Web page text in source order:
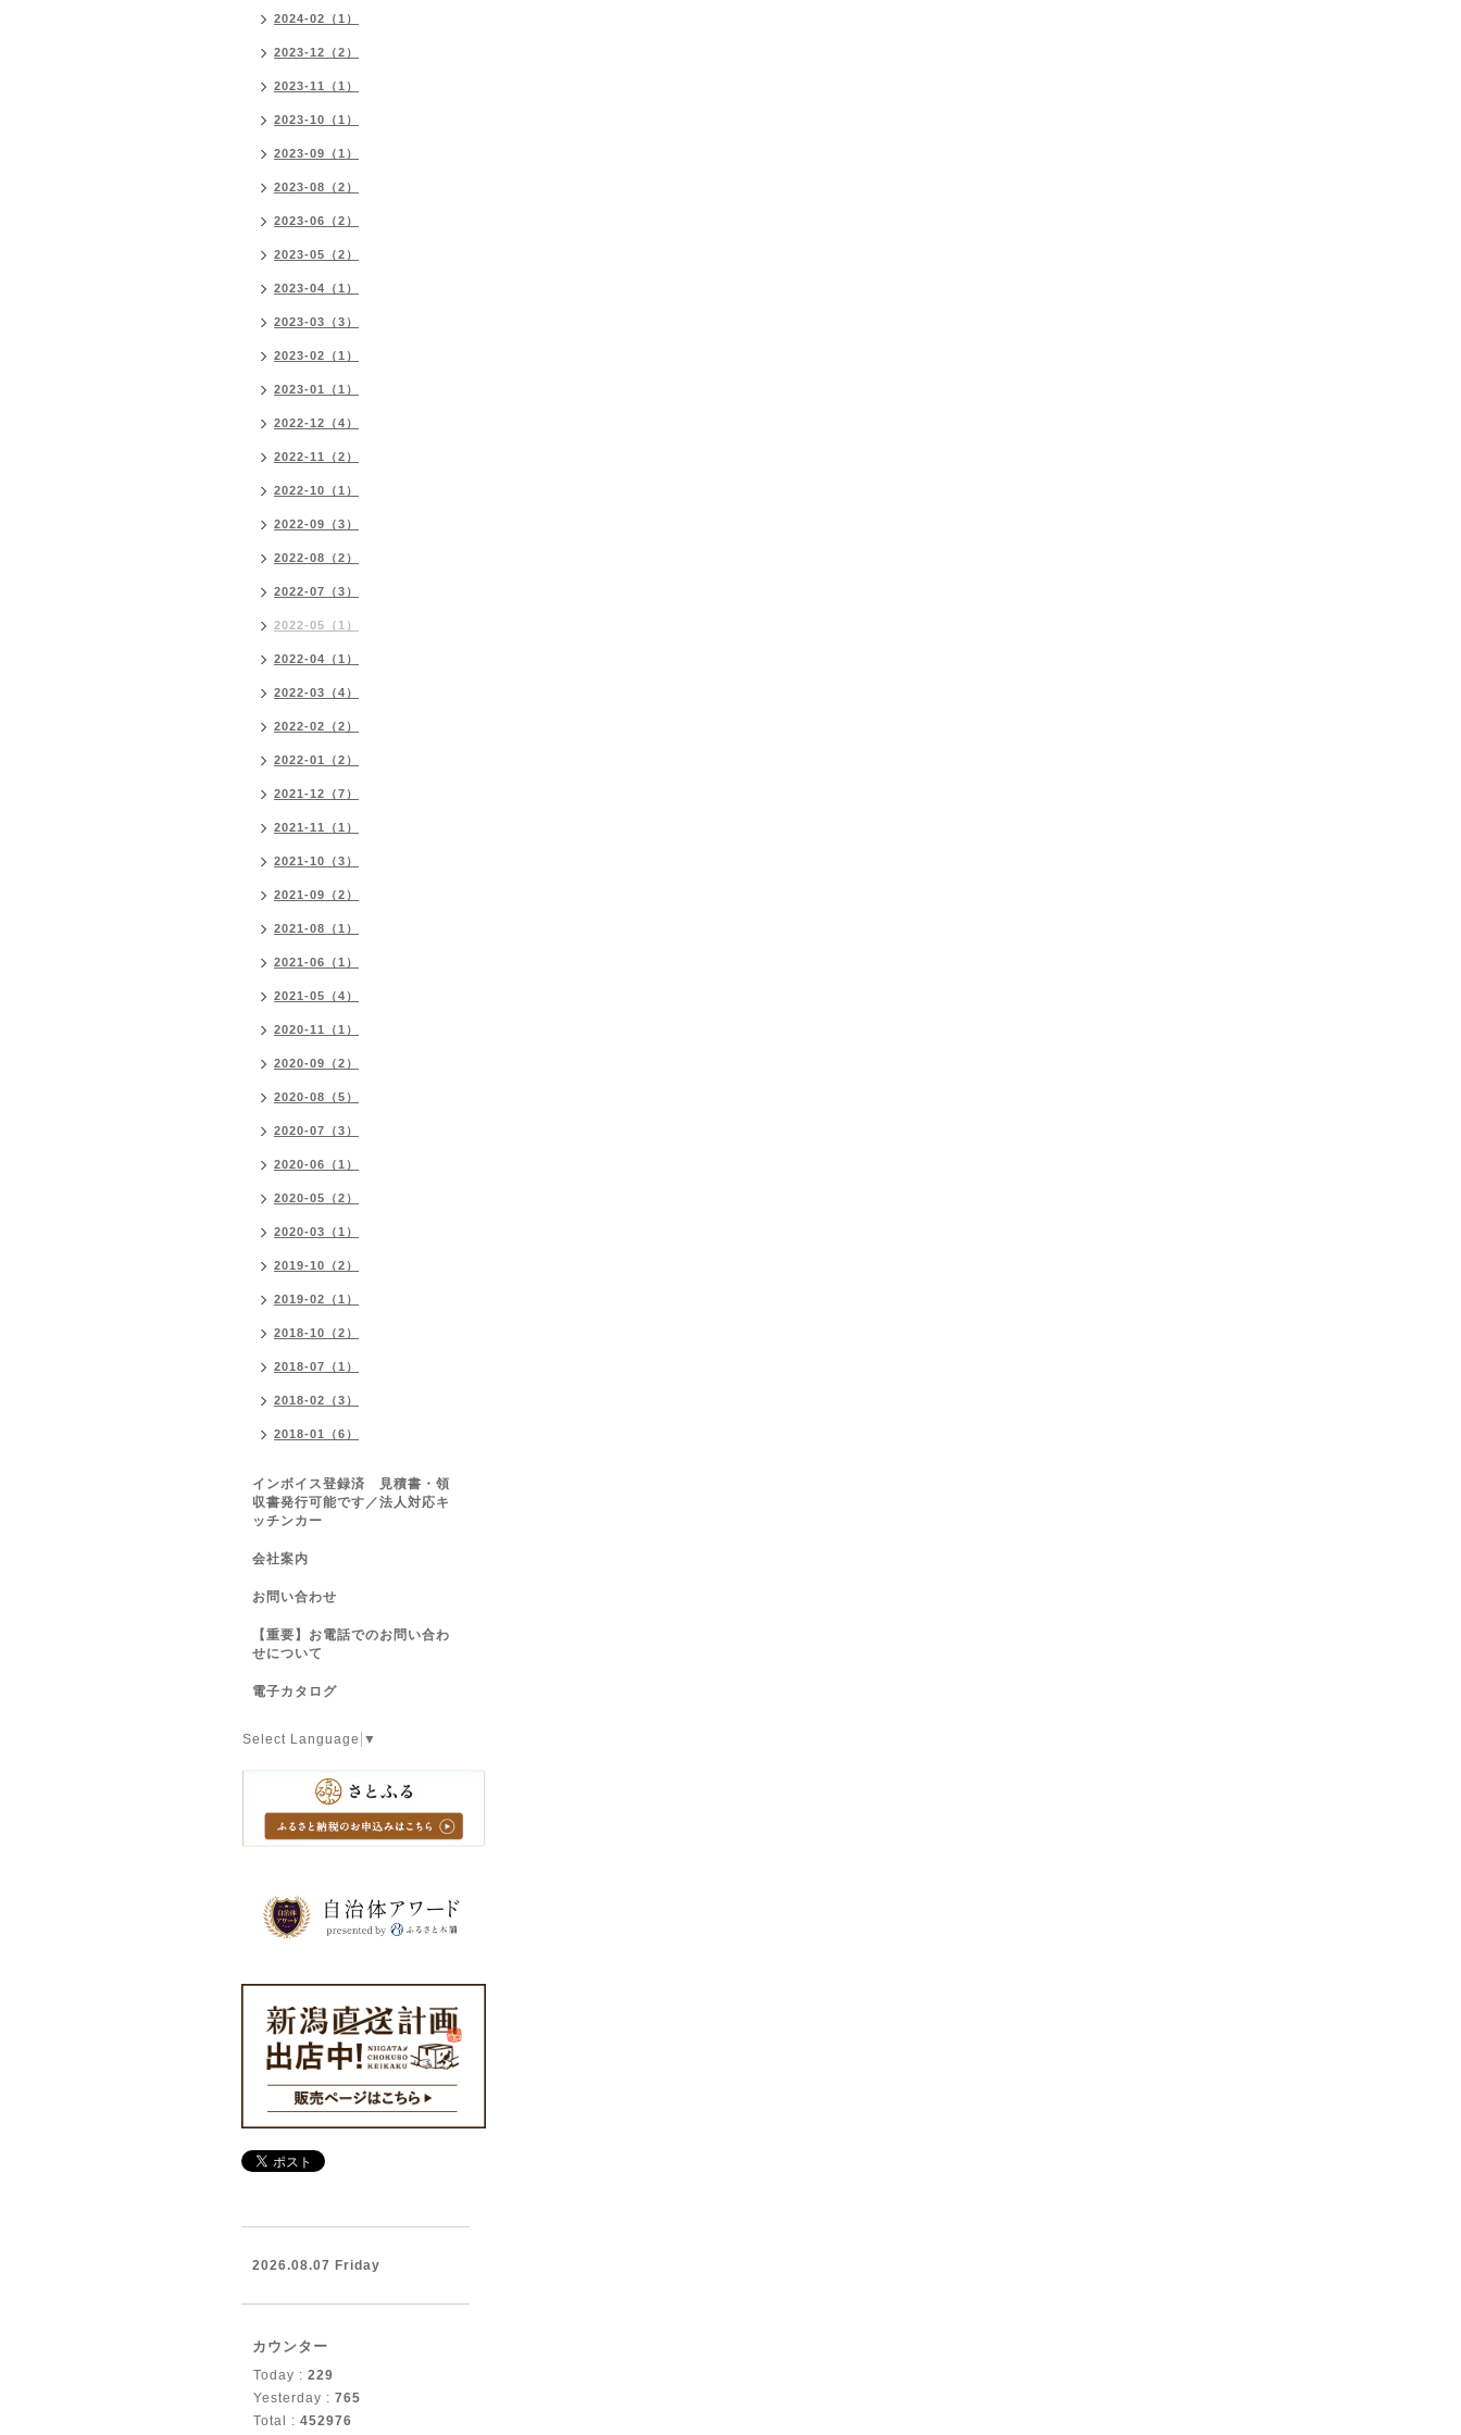
2024-02（1）
2023-12（2）
2023-11（1）
2023-10（1）
2023-09（1）
2023-08（2）
2023-06（2）
2023-05（2）
2023-04（1）
2023-03（3）
2023-02（1）
2023-01（1）
2022-12（4）
2022-11（2）
2022-10（1）
2022-09（3）
2022-08（2）
2022-07（3）
2022-05（1）
2022-04（1）
2022-03（4）
2022-02（2）
2022-01（2）
2021-12（7）
2021-11（1）
2021-10（3）
2021-09（2）
2021-08（1）
2021-06（1）
2021-05（4）
2020-11（1）
2020-09（2）
2020-08（5）
2020-07（3）
2020-06（1）
2020-05（2）
2020-03（1）
2019-10（2）
2019-02（1）
2018-10（2）
2018-07（1）
2018-02（3）
2018-01（6）
インボイス登録済 見積書・領
収書発行可能です／法人対応キ
ッチンカー
会社案内
お問い合わせ
【重要】お電話でのお問い合わ
せについて
電子カタログ
Select Language ▼
2026.08.07 Friday
カウンター
Today : 229
Yesterday : 765
Total : 452976